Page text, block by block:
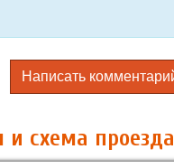
Написать
и схема проезда